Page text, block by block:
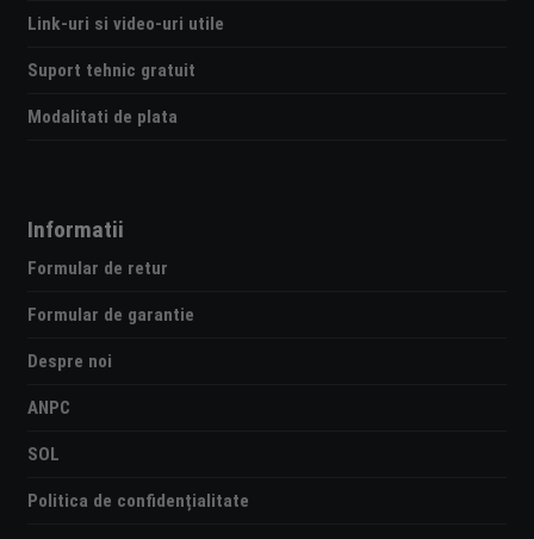
Link-uri si video-uri utile
Suport tehnic gratuit
Modalitati de plata
Informatii
Formular de retur
Formular de garantie
Despre noi
ANPC
SOL
Politica de confidențialitate